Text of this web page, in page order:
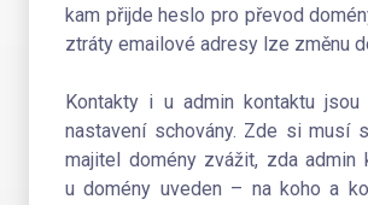
kam přijde heslo pro převod
ztráty emailové adresy lze změnu
Kontakty i u admin kontaktu jsou
nastavení schovány. Zde si musí
majitel domény zvážit, zda admin
u domény uveden – na koho a